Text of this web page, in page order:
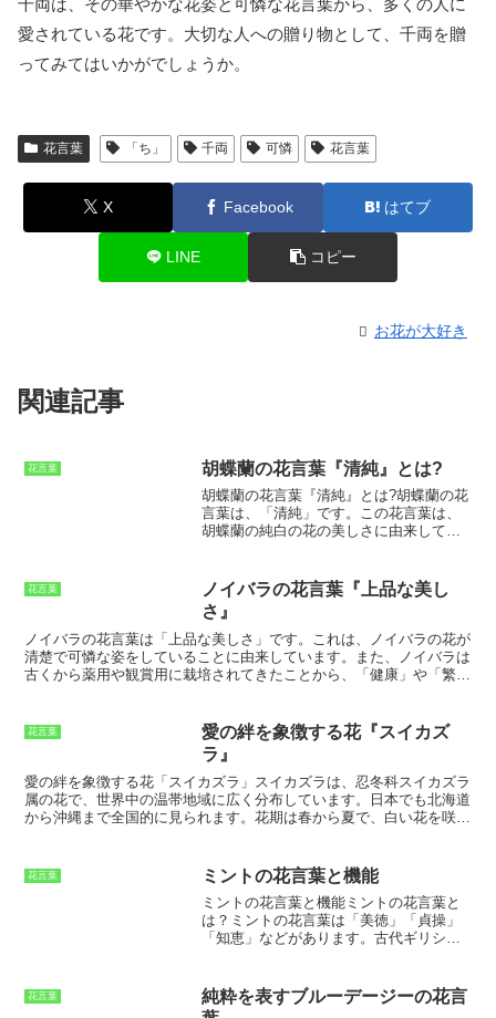
愛されている花です。大切な人への贈り物として、千両を贈
ってみてはいかがでしょうか。
花言葉 「ち」 千両 可憐 花言葉
X Facebook はてブ
LINE コピー
お花が大好き
関連記事
花言葉 胡蝶蘭の花言葉『清純』とは?
胡蝶蘭の花言葉『清純』とは?胡蝶蘭の花
言葉は、
「清純」です。この花言葉は、
胡蝶蘭の純白の花の美しさに由来してい
寿」や 「永遠」という花言葉も持ってい
ます。胡蝶蘭は、誕生日や記念日などの
祝い事に贈るのに最適なお花です。胡蝶
蘭の花言葉『清純』の意味胡蝶蘭の花言
葉『清純』には、「汚れがないこと」
「純粋なこと」という意味があります。
た。また、胡蝶蘭は花持ちが良く、長く
楽しむことができることから、「永遠」
や「長寿」という花言葉も持っていま
す。胡蝶蘭は、誕生日や記念日などの祝
い事に贈るのに最適なお花です。
花言葉
ノイバラの花言葉『上品な美し
さ』
ノイバラの花言葉は「上品な美しさ」です。これは、ノイバラの花が
清楚で可憐な姿をしていることに由来しています。また、ノイバラは
古くから薬用や観賞用に栽培されてきたことから、「健康」や「繁
ています。ノイバラの花は5～6月頃に見頃を迎えます。花の色は白
やピンク、赤などがあり、花弁は5枚です。ノイバラの実は秋になる
と赤く熟し、食用や薬用として利用されます。
品な美しさ」は、その清楚で可憐な姿に由来しています。ノイバラは
古くから薬用や観賞用に栽培されてきたことから、「健康」や「繁
栄」などの花言葉も持っています。ノイバラの花言葉は、その美しい
花言葉
愛の絆を象徴する花『スイカズ
ラ』
愛の絆を象徴する花「スイカズラ」 スイカズラは、忍冬科スイカズラ
属の花で、世界中の温帯地域に広く分布しています。日本でも北海道
から沖縄まで全国的に見られます。花期は春から夏で、白い花を咲か
その可憐な見た目で人々を魅了します。花は小さく、白い花弁が5つ
に分かれています。花弁にはしばしば網目模様が入っており、それが
さらに花を可憐に見せています。花には甘い香りを放ち、その香りは
遠くまで届きます。また、スイカズラの花は、蜜をたくさん含んでい
ます。そのため、ミツバチや蝶などの昆虫が好んで訪れます。
花言葉 ミントの花言葉と機能
ミントの花言葉と機能ミントの花言葉と
は？ ミントの花言葉は「美徳」「貞操」
「知恵」 などがあります。古代ギリシャ
ミントのさわややかな香りや、その薬効
に由来すると言われています。また、ミ
花言葉
純粋を表すブルーデージーの花言